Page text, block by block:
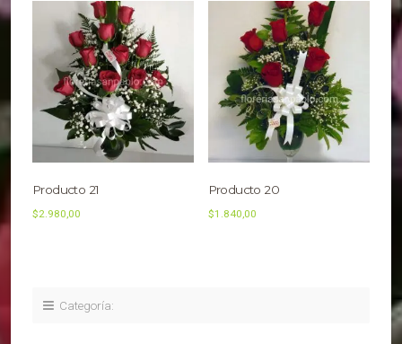
Producto 21
$2.980,00
Producto 20
$1.840,00
Categoría: